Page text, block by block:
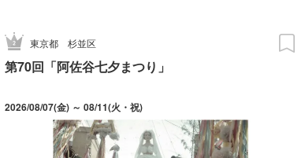
東京都杉並区
第70回「阿佐谷七夕まつり」
2026/08/07(金) ～ 08/11(火・祝)